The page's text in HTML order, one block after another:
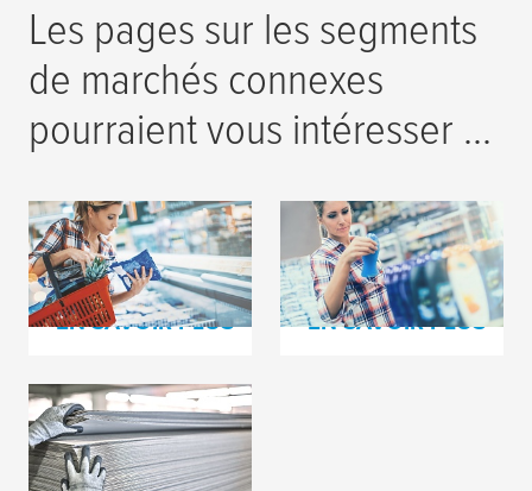
Les pages sur les segments
de marchés connexes
pourraient vous intéresser ...
Impression
d’emballages souples
EN SAVOIR PLUS
Impression
d’étiquettes
EN SAVOIR PLUS
Fabrication de carton
ondulé